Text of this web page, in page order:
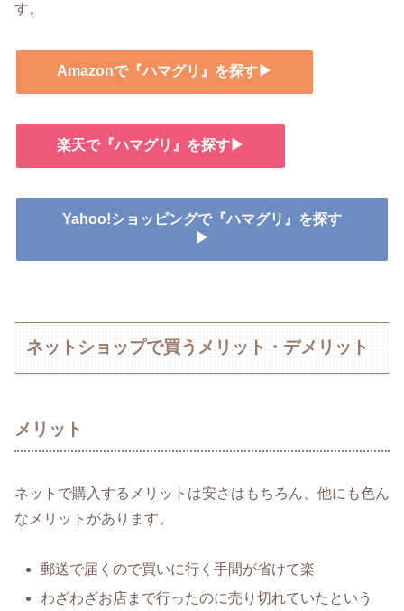
す。
Amazonで『ハマグリ』を探す▶
楽天で『ハマグリ』を探す▶
Yahoo!ショッピングで『ハマグリ』を探す
▶
ネットショップで買うメリット・デメリット
メリット
ネットで購入するメリットは安さはもちろん、他にも色ん
なメリットがあります。
郵送で届くので買いに行く手間が省けて楽
わざわざお店まで行ったのに売り切れていたという